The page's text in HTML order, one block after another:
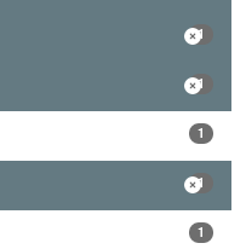
1
1
1
1
1